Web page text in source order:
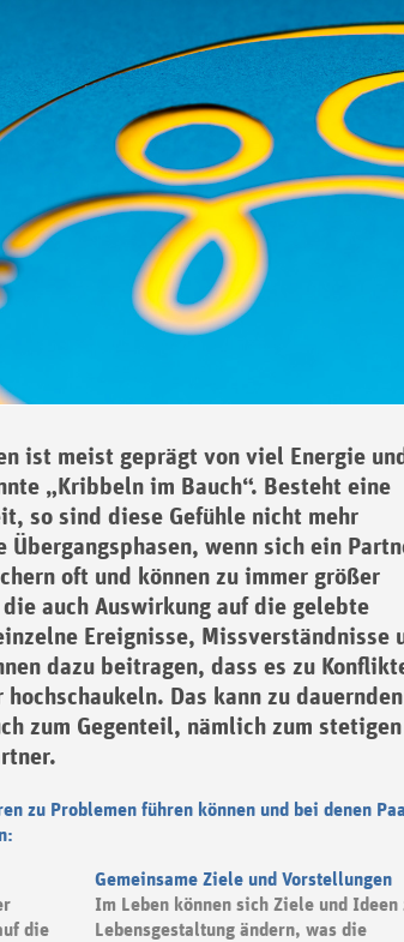
ist meist geprägt von viel Energie
„Kribbeln im Bauch“. Besteht eine
so sind diese Gefühle nicht mehr
wenn sich ein
oft und können zu immer größer
auch Auswirkung auf die gelebte
Ereignisse, Missverständnisse
dazu beitragen, dass es zu
Das kann zu dauernden
zum Gegenteil, nämlich zum stetigen
zu Problemen führen können und bei denen
die
Gemeinsame Ziele und Vorstellungen
Im Leben können sich Ziele und Ideen
Lebensgestaltung ändern, was die